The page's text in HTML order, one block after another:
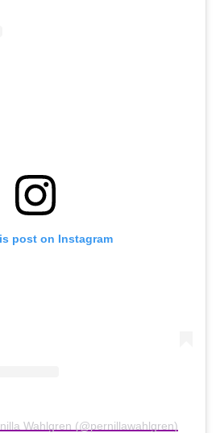
post on Instagram
Wahlgren (@pernillawahlgren)